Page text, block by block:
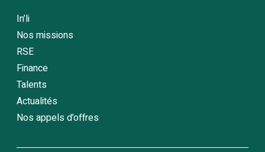
In’li
Nos missions
RSE
Finance
Talents
Actualités
Nos appels d’offres